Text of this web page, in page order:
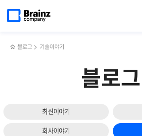
페이지로
블로그 기술이야기
블로그
최신이야기
회사이야기
내기
첫걸음,
모니터링에서
중요한
다음
슬라이드